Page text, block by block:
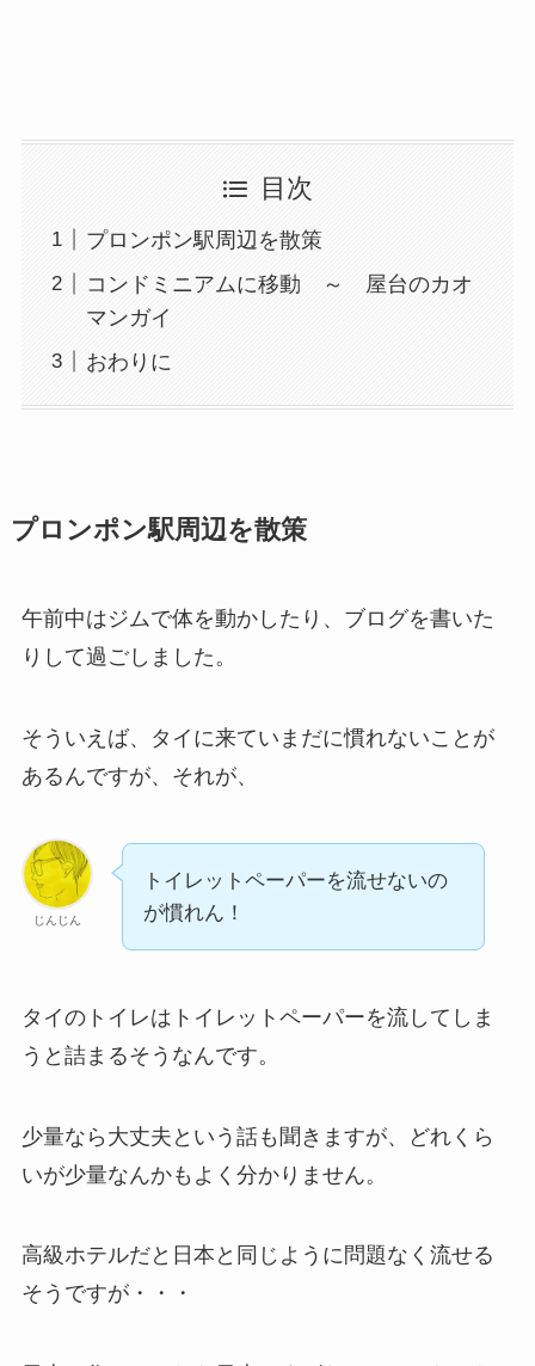
目次
プロンポン駅周辺を散策
コンドミニアムに移動 ～ 屋台のカオ
マンガイ
おわりに
プロンポン駅周辺を散策
午前中はジムで体を動かしたり、ブログを書いた
りして過ごしました。
そういえば、タイに来ていまだに慣れないことが
あるんですが、それが、
じんじん
トイレットペーパーを流せないの
が慣れん！
タイのトイレはトイレットペーパーを流してしま
うと詰まるそうなんです。
少量なら大丈夫という話も聞きますが、どれくら
いが少量なんかもよく分かりません。
高級ホテルだと日本と同じように問題なく流せる
そうですが・・・